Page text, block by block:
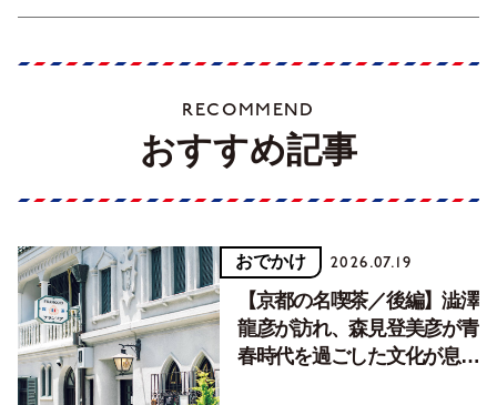
RECOMMEND
おすすめ記事
おでかけ 2026.07.19
【京都の名喫茶／後編】澁澤
龍彦が訪れ、森見登美彦が青
春時代を過ごした文化が息づ